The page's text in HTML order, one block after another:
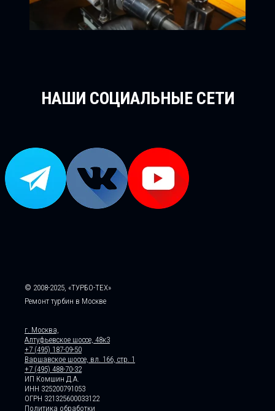
НАШИ СОЦИАЛЬНЫЕ СЕТИ
© 2008-2025, «ТУРБО-ТЕХ»
Ремонт турбин в Москве
г. Москва,
Алтуфьевское шоссе, 48к3
+7 (495) 187-09-50
Варшавское шоссе, вл. 166, стр. 1
+7 (495) 488-70-32
ИП Комшин Д.А.
ИНН 325200791053
ОГРН 321325600033122
Политика обработки